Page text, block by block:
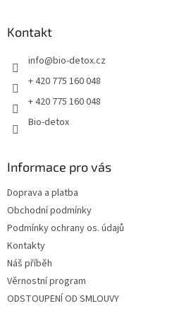
Kontakt
info@bio-detox.cz
+ 420 775 160 048
+ 420 775 160 048
Bio-detox
Informace pro vás
Doprava a platba
Obchodní podmínky
Podmínky ochrany os. údajů
Kontakty
Náš příběh
Věrnostní program
ODSTOUPENÍ OD SMLOUVY